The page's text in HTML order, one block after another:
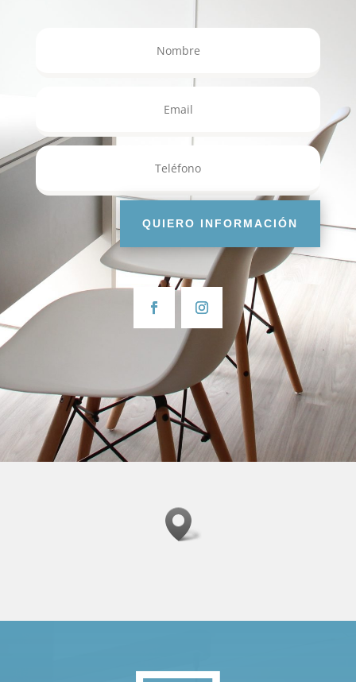
QUIERO INFORMACIÓN